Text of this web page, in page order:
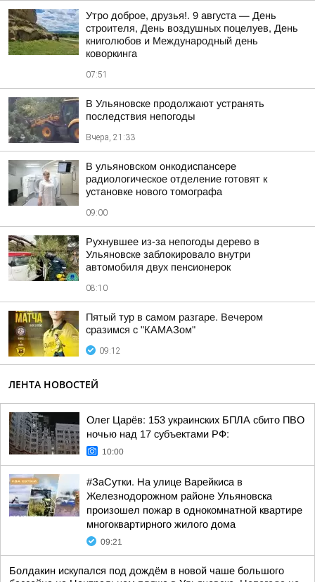
Утро доброе, друзья!. 9 августа — День
строителя, День воздушных поцелуев, День
книголюбов и Международный день
коворкинга
07:51
В Ульяновске продолжают устранять
последствия непогоды
Вчера, 21:33
В ульяновском онкодиспансере
радиологическое отделение готовят к
установке нового томографа
09:00
Рухнувшее из-за непогоды дерево в
Ульяновске заблокировало внутри
автомобиля двух пенсионерок
08:10
Пятый тур в самом разгаре. Вечером
сразимся с "КАМАЗом"
09:12
ЛЕНТА НОВОСТЕЙ
Олег Царёв: 153 украинских БПЛА сбито ПВО
ночью над 17 субъектами РФ:
10:00
#ЗаСутки. На улице Варейкиса в
Железнодорожном районе Ульяновска
произошел пожар в однокомнатной квартире
многоквартирного жилого дома
09:21
Болдакин искупался под дождём в новой чаше большого